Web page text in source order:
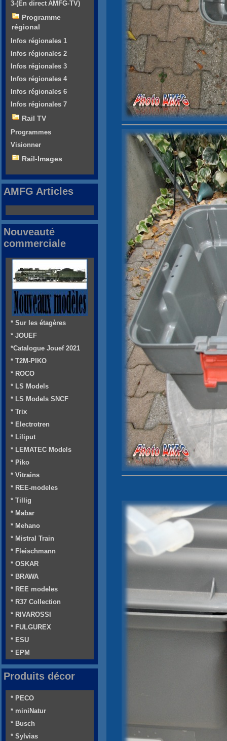
3-(En direct AMFG-TV)
Programme
régional
Infos régionales 1
Infos régionales 2
Infos régionales 3
Infos régionales 4
Infos régionales 6
Infos régionales 7
Rail TV
Programmes
Visionner
Rail-Images
AMFG Articles
Nouveauté
commerciale
* Sur les étagères
* JOUEF
*Catalogue Jouef 2021
* T2M-PIKO
* ROCO
* LS Models
* LS Models SNCF
* Trix
* Electrotren
* Liliput
* LEMATEC Models
* Piko
* Vitrains
* REE-modeles
* Tillig
* Mabar
* Mehano
* Mistral Train
* Fleischmann
* OSKAR
* BRAWA
* REE modeles
* R37 Collection
* RIVAROSSI
* FULGUREX
* ESU
* EPM
Produits décor
* PECO
* miniNatur
* Busch
* Sylvias